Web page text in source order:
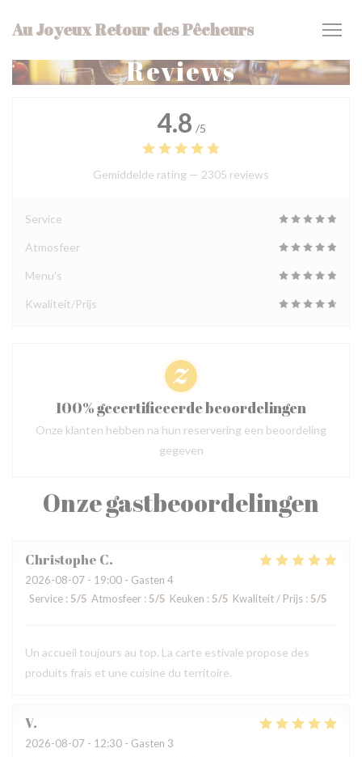
Au Joyeux Retour des Pêcheurs
Reviews
Onze gastbeoordelingen
Christophe C
2026-08-07 - 19:00 - Gasten 4
Service : 5/5 Atmosfeer : 5/5 Keuken : 5/5 Kwaliteit / Prijs : 5/5
Un accueil toujours au top. La carte estivale propose des
produits frais et une cuisine du territoire.
V
2026-08-07 - 12:30 - Gasten 3
4.8 /5
Gemiddelde rating — 2305 reviews
Service
Atmosfeer
Menu's
Kwaliteit/Prijs
100% gecertificeerde beoordelingen
Onze klanten hebben na hun reservering een beoordeling
gegeven